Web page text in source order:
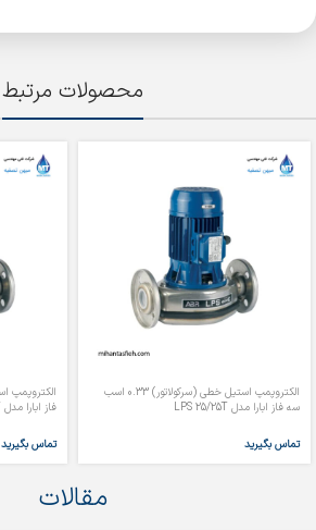
محصولات مرتبط
الکتروپمپ استیل خطی (سرکولاتور) 0.33 اسب
سه فاز ابارا مدل LPS 25/25T
تماس بگیرید
فاز ابارا مدل LPS 32/40T
تماس بگیرید
مقالات